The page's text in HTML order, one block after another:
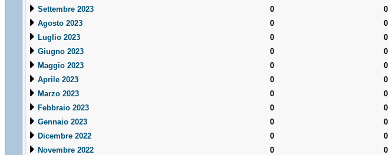
Settembre 2023
0 0
Agosto 2023
0 0
Luglio 2023
0 0
Giugno 2023
0 0
Maggio 2023
0 0
Aprile 2023
0 0
Marzo 2023
0 0
Febbraio 2023
0 0
Gennaio 2023
0 0
Dicembre 2022
0 0
Novembre 2022
0 0